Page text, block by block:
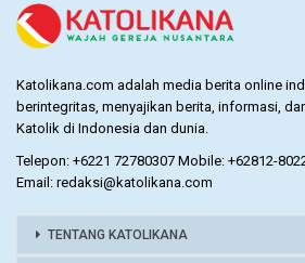
Katolikana.com adalah media berita online
berintegritas, menyajikan berita, informasi,
Katolik di Indonesia dan dunia.
Telepon: +6221 72780307 Mobile: +62812-
Email: redaksi@katolikana.com
TENTANG KATOLIKANA